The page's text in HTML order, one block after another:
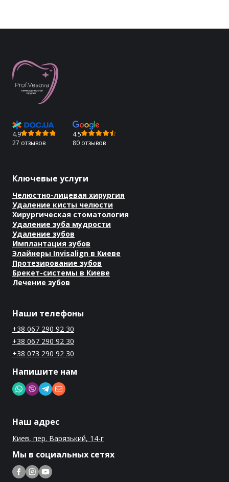
4.9
27 отзывов
4.5
80 отзывов
Ключевые услуги
Челюстно-лицевая хирургия
Удаление кисты челюсти
Хирургическая стоматология
Удаление зуба мудрости
Удаление зубов
Имплантация зубов
Элайнеры Invisalign в Киеве
Протезирование зубов
Брекет-системы в Киеве
Лечение зубов
Наши телефоны
+38 067 290 92 30
+38 067 290 92 30
+38 073 290 92 30
Напишите нам
Наш адрес
Киев, пер. Варязький, 14-г
Мы в социальных сетях